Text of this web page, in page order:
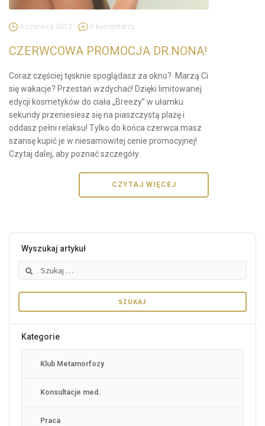
4 czerwca 2012 0 komentarzy
CZERWCOWA PROMOCJA DR.NONA!
Coraz częściej tęsknie spoglądasz za okno? Marzą Ci
się wakacje? Przestań wzdychać! Dzięki limitowanej
edycji kosmetyków do ciała „Breezy” w ułamku
sekundy przeniesiesz się na piaszczystą plażę i
oddasz pełni relaksu! Tylko do końca czerwca masz
szansę kupić je w niesamowitej cenie promocyjnej!
Czytaj dalej, aby poznać szczegóły.
CZYTAJ WIĘCEJ
Wyszukaj artykuł
Szukaj:
Kategorie
Klub Metamorfozy
Konsultacje med.
Praca